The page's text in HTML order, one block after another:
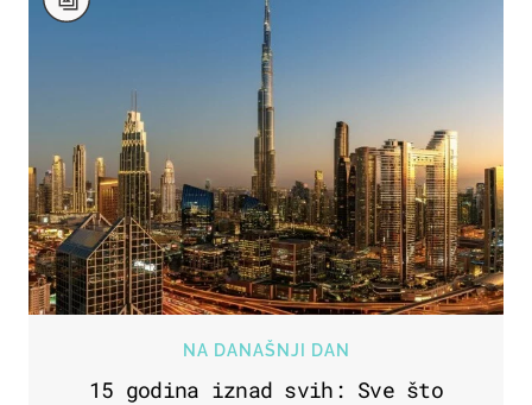
NA DANAŠNJI DAN
15 godina iznad svih: Sve što